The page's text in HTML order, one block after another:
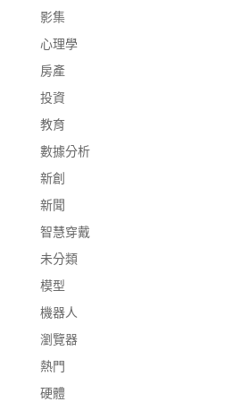
影集
心理學
房產
投資
教育
數據分析
新創
新聞
智慧穿戴
未分類
模型
機器人
瀏覽器
熱門
硬體